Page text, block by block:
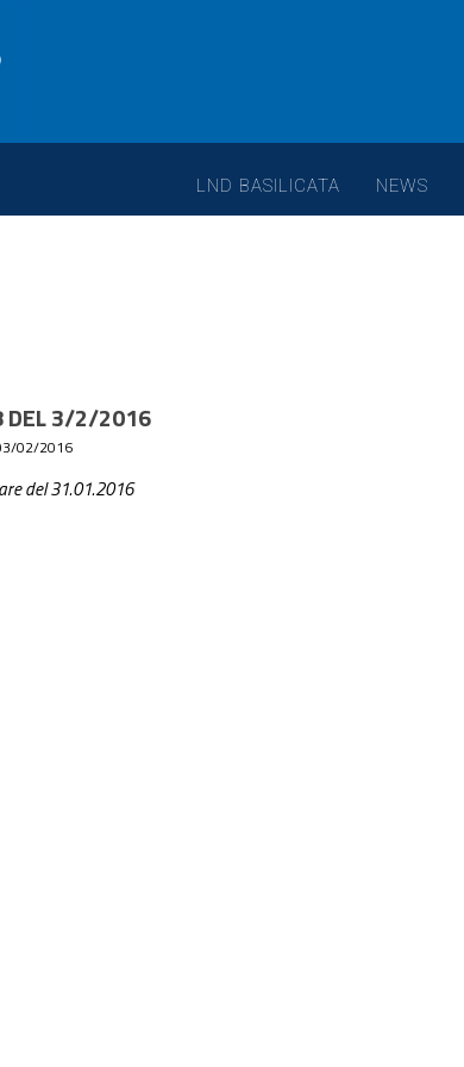
LND BASILICATA NEWS
DEL 3/2/2016
02/2016
del 31.01.2016